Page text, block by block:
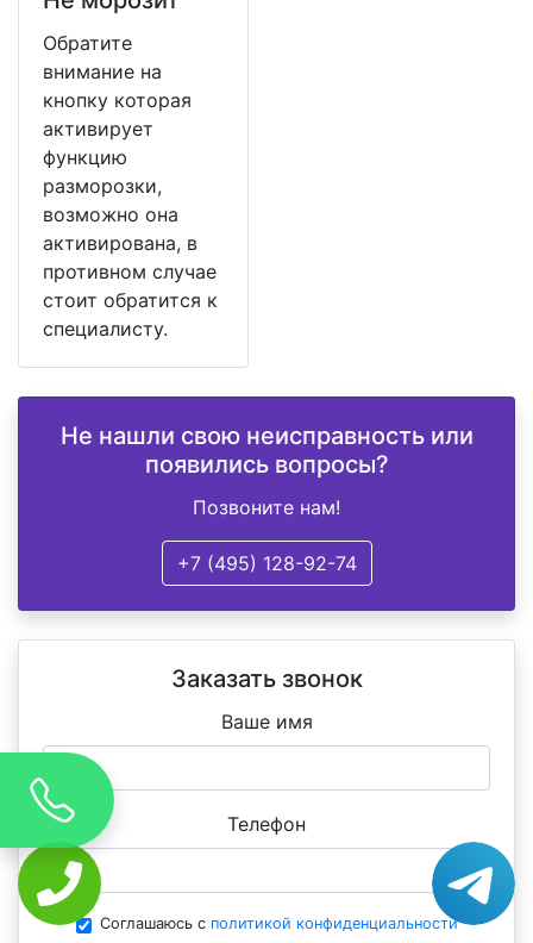
Обратите
внимание на
кнопку которая
активирует
функцию
разморозки,
возможно она
активирована, в
противном случае
стоит обратится к
специалисту.
Не нашли свою неисправность или
появились вопросы?
Позвоните нам!
+7 (495) 128-92-74
Заказать звонок
Ваше имя
Телефон
Соглашаюсь с политикой конфиденциальности